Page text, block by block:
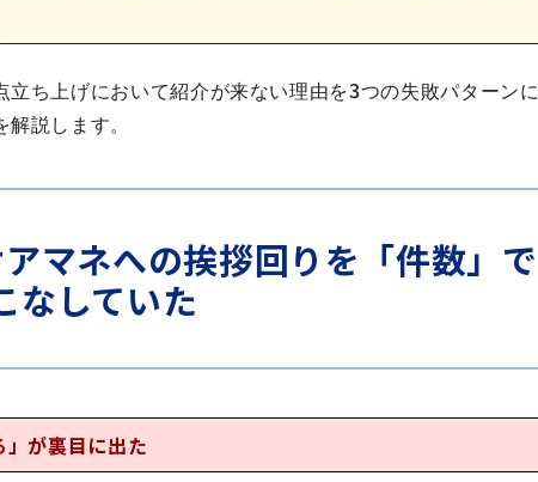
ち上げにおいて紹介が来ない理由を3つの失敗パターンに
説します。
マネへの挨拶回りを「件数」で
なしていた
が裏目に出た